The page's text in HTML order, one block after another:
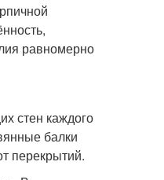
равномерно
стен каждого
балки
перекрытий.